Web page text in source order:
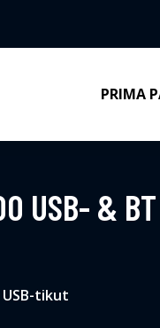
PRIMA
USB- & BT
USB-tikut